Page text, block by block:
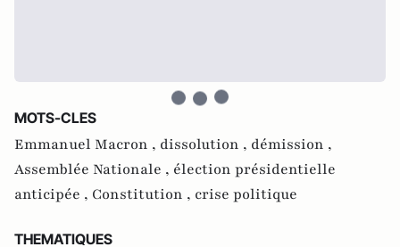
MOTS-CLES
Emmanuel Macron , dissolution , démission ,
Assemblée Nationale , élection présidentielle
anticipée , Constitution , crise politique
THEMATIQUES